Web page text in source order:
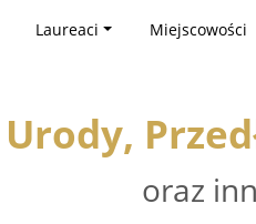
Laureaci Miejscowości
oraz